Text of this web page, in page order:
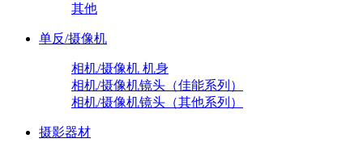
其他
单反/摄像机
相机/摄像机 机身
相机/摄像机镜头（佳能系列）
相机/摄像机镜头（其他系列）
摄影器材